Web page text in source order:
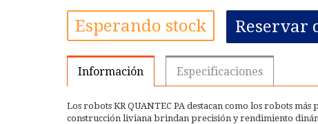
Esperando stock Reservar
Información Especificaciones
Los robots KR QUANTEC PA destacan como los robots
construcción liviana brindan precisión y rendimiento